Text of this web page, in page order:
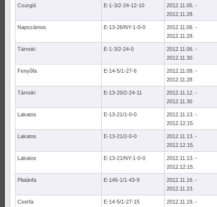
Csurgói E-1-3/2-24-12-10
2012.11.05. -
2012.11.28.
Napszámos E-13-26/NY-1-0-0
2012.11.06. -
2012.11.28.
Tárnoki E-1-3/2-24-0
2012.11.06. -
2012.11.30.
Fenyõfa E-14-5/1-27-6
2012.11.09. -
2012.11.28
Tárnoki E-13-20/2-24-11
2012.11.12. -
2012.11.30
Lakatos E-13-21/1-0-0
2012.11.13. -
2012.12.15.
Lakatos E-13-21/2-0-0
2012.11.13. -
2012.12.15.
Lakatos E-13-21/NY-1-0-0
2012.11.13. -
2012.12.15.
Platánfa E-145-1/1-43-9
2012.11.16. -
2012.11.23.
Cserfa E-14-5/1-27-15
2012.11.19. -